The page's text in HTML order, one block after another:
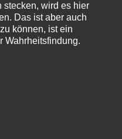
wissen Sie? Und da
zu besetzen, die
stecken, wird es hier
Das ist aber auch
können, ist ein
Wahrheitsfindung.